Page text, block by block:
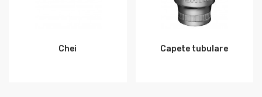
Chei Capete tubulare